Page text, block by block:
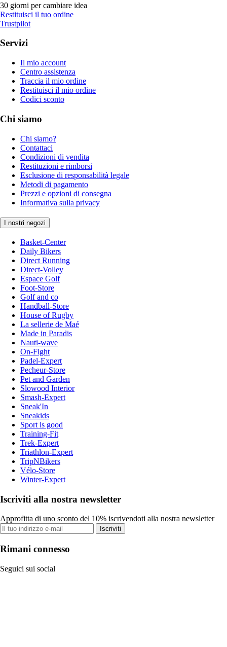
30 giorni per cambiare idea
Restituisci il tuo ordine
Trustpilot
Servizi
Il mio account
Centro assistenza
Traccia il mio ordine
Restituisci il mio ordine
Codici sconto
Chi siamo
Chi siamo?
Contattaci
Condizioni di vendita
Restituzioni e rimborsi
Esclusione di responsabilità legale
Metodi di pagamento
Prezzi e opzioni di consegna
Informativa sulla privacy
I nostri negozi
Basket-Center
Daily Bikers
Direct Running
Direct-Volley
Espace Golf
Foot-Store
Golf and co
Handball-Store
House of Rugby
La sellerie de Maé
Made in Paradis
Nauti-wave
On-Fight
Padel-Expert
Pecheur-Store
Pet and Garden
Slowood Interior
Smash-Expert
Sneak'In
Sneakids
Sport is good
Training-Fit
Trek-Expert
Triathlon-Expert
TripNBikers
Vélo-Store
Winter-Expert
Iscriviti alla nostra newsletter
Approfitta di uno sconto del 10% iscrivendoti alla nostra newsletter
Iscriviti
Rimani connesso
Seguici sui social